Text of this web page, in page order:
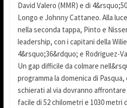
David Valero (MMR) e di
Longo e Johnny Cattaneo. Alla
nella seconda tappa, Pinto e
leadership, con i capitani della
4&rsquo;36&rdquo; e Rodriguez-
Un gap difficile da colmare
programma la domenica di
schierati al via dovranno
facile di 52 chilometri e 1030 metri